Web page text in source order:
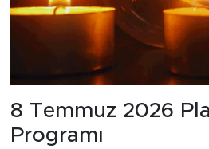
8 Temmuz 2026
Programı